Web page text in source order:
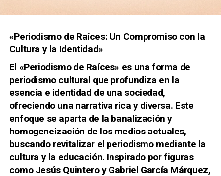
«Periodismo de Raíces: Un Compromiso con la
Cultura y la Identidad»
El «Periodismo de Raíces» es una forma de
periodismo cultural que profundiza en la
esencia e identidad de una sociedad,
ofreciendo una narrativa rica y diversa. Este
enfoque se aparta de la banalización y
homogeneización de los medios actuales,
buscando revitalizar el periodismo mediante la
cultura y la educación. Inspirado por figuras
como Jesús Quintero y Gabriel García Márquez,